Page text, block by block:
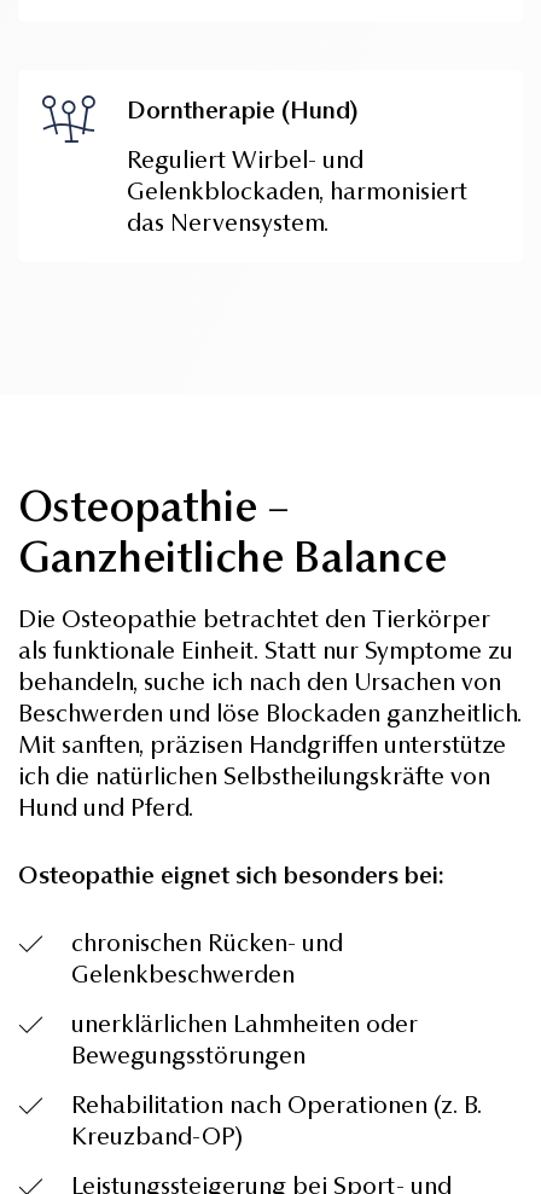
Dorntherapie (Hund)
Reguliert Wirbel- und
Gelenkblockaden, harmonisiert
das Nervensystem.
Osteopathie –
Ganzheitliche Balance
Die Osteopathie betrachtet den Tierkörper
als funktionale Einheit. Statt nur Symptome zu
behandeln, suche ich nach den Ursachen von
Beschwerden und löse Blockaden ganzheitlich.
Mit sanften, präzisen Handgriffen unterstütze
ich die natürlichen Selbstheilungskräfte von
Hund und Pferd.
Osteopathie eignet sich besonders bei:
chronischen Rücken- und
Gelenkbeschwerden
unerklärlichen Lahmheiten oder
Bewegungsstörungen
Rehabilitation nach Operationen (z. B.
Kreuzband-OP)
Leistungssteigerung bei Sport- und